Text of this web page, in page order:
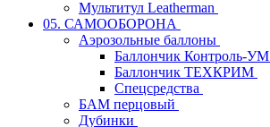
Мультитул Leatherman
05. САМООБОРОНА
Аэрозольные баллоны
Баллончик Контроль-УМ
Баллончик ТЕХКРИМ
Спецсредства
БАМ перцовый
Дубинки